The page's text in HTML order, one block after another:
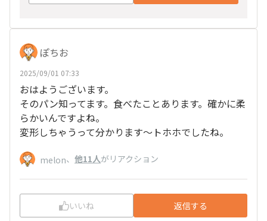
ぽちお
2025/09/01 07:33
おはようございます。
そのパン知ってます。食べたことあります。確かに柔
らかいんですよね。
変形しちゃうって分かります～トホホでしたね。
melon、 他11人がリアクション
いいね 返信する